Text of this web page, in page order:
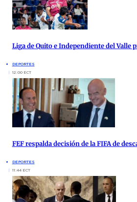
Liga de Quito e Independiente del
DEPORTES
12:00 ECT
FEF respalda decisión de la FIFA de
DEPORTES
11:44 ECT